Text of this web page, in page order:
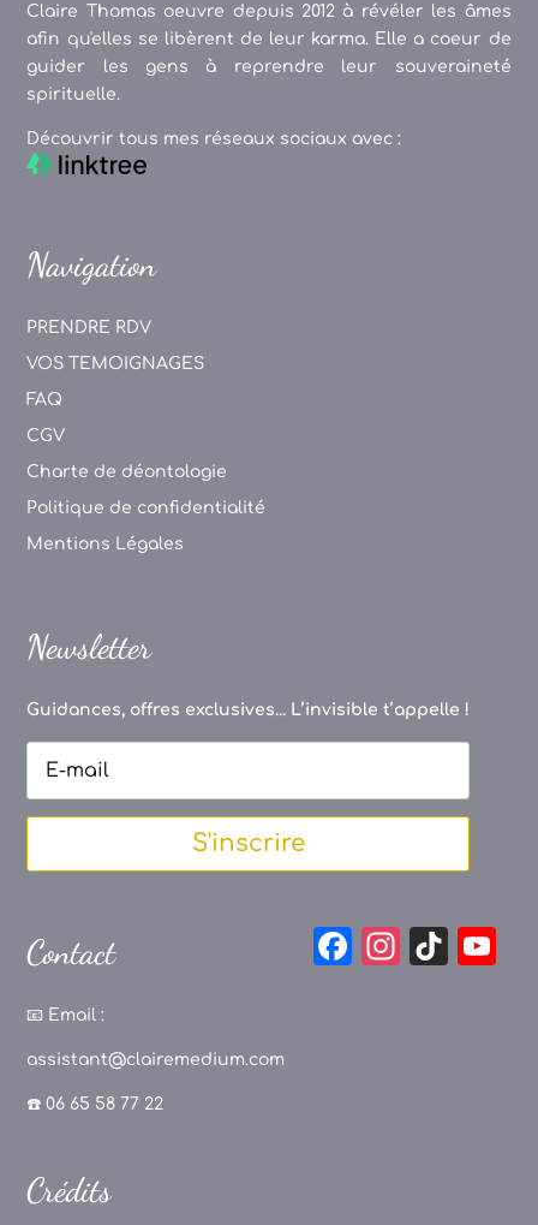
Claire Thomas oeuvre depuis 2012 à révéler les âmes
afin qu'elles se libèrent de leur karma. Elle a coeur de
guider les gens à reprendre leur souveraineté
spirituelle.
Découvrir tous mes réseaux sociaux avec :
Navigation
PRENDRE RDV
VOS TEMOIGNAGES
FAQ
CGV
Charte de déontologie
Politique de confidentialité
Mentions Légales
Newsletter
Guidances, offres exclusives... L’invisible t’appelle !
S'inscrire
Contact
📧 Email :
assistant@clairemedium.com
☎️ 06 65 58 77 22
F
In
Ti
Crédits